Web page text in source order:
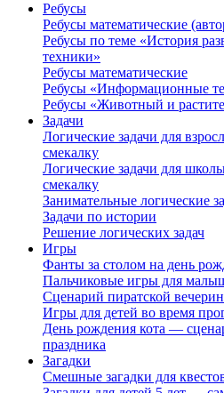
Ребусы
Ребусы математические
Ребусы по теме «История
техники»
Ребусы математические
Ребусы «Информационные
Ребусы «Животный и
Задачи
Логические задачи для
смекалку
Логические задачи для
смекалку
Занимательные логические
Задачи по истории
Решение логических задач
Игры
Фанты за столом на день
Пальчиковые игры для
Сценарий пиратской
Игры для детей во время
День рождения кота —
праздника
Загадки
Смешные загадки для